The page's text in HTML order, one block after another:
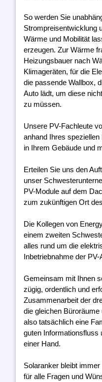
So werden Sie
Strompreisentwicklung
Wärme und Mobilität
erzeugen. Zur Wärme
Heizungsbauer nach
Klimageräten, für die
die passende Wallbox,
Auto lädt, um diese
zu müssen.
Unsere PV-Fachleute
anhand Ihres
in Ihrem Gebäude und
Erteilen Sie uns den
unser
PV-Module auf dem
zum zukünftigen Ort
Die Kollegen von
einem zweiten
alles rund um die
Inbetriebnahme der PV-
Gemeinsam mit Ihnen
zügig, ordentlich und
Zusammenarbeit der
die gleichen
also tatsächlich eine
guten Informationsfluss
einer Hand.
Solaranker bleibt
für alle Fragen und